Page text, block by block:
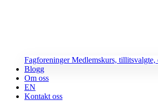
FagforeningerMedlemskurs, tillitsvalgte,
Blogg
Om oss
EN
Kontakt oss